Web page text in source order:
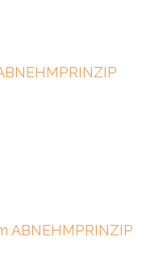
ABNEHMPRINZIP